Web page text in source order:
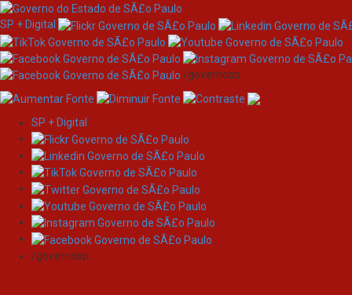
Skip
navigation
SP + Digital
/governosp
SP + Digital
/governosp
Search
Search: